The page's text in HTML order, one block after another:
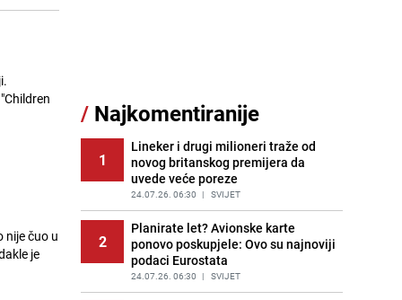
nije čuo u
je
jednostavan desert bez imalo muke
12
Pojavili su vam se mravi u kući? Bez
brige, ovo su najbolji načini da ih se
riješite
PRIJE 2 DANA | ŽIVOT I STIL
13
Kako izgleda travnjak stadiona
Koševo nakon tri koncerta Dine
Merlina
PRIJE 2 DANA | FOTO
/ Najkomentiranije
1
Lineker i drugi milioneri traže od
novog britanskog premijera da
uvede veće poreze
24.07.26. 06:30 | SVIJET
2
Planirate let? Avionske karte
ponovo poskupjele: Ovo su najnoviji
podaci Eurostata
24.07.26. 06:30 | SVIJET